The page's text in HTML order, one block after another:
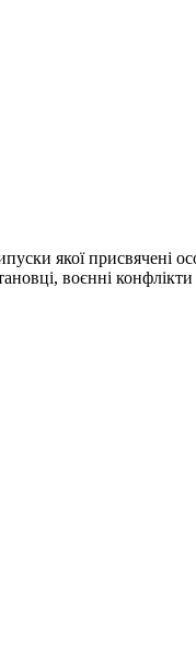
якої присвячені
воєнні